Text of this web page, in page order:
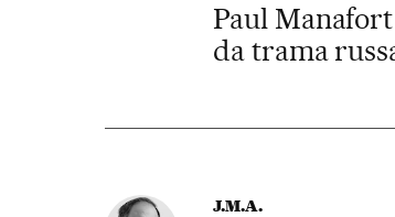
Paul
da trama
J.M.A.